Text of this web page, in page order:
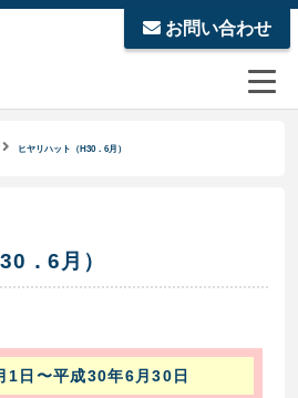
お問い合わせ
ヒヤリハット（H30．6月）
．6月）
1日〜平成30年6月30日